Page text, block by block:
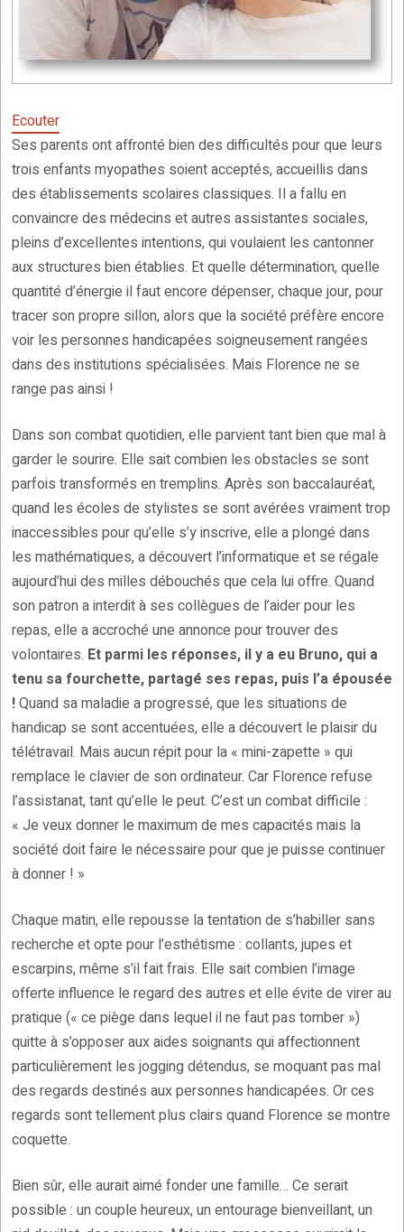
Ecouter
Ses parents ont affronté bien des difficultés pour que leurs
trois enfants myopathes soient acceptés, accueillis dans
des établissements scolaires classiques. Il a fallu en
convaincre des médecins et autres assistantes sociales,
pleins d’excellentes intentions, qui voulaient les cantonner
aux structures bien établies. Et quelle détermination, quelle
quantité d’énergie il faut encore dépenser, chaque jour, pour
tracer son propre sillon, alors que la société préfère encore
voir les personnes handicapées soigneusement rangées
dans des institutions spécialisées. Mais Florence ne se
range pas ainsi !
Dans son combat quotidien, elle parvient tant bien que mal à
garder le sourire. Elle sait combien les obstacles se sont
parfois transformés en tremplins. Après son baccalauréat,
quand les écoles de stylistes se sont avérées vraiment trop
inaccessibles pour qu’elle s’y inscrive, elle a plongé dans
les mathématiques, a découvert l’informatique et se régale
aujourd’hui des milles débouchés que cela lui offre. Quand
son patron a interdit à ses collègues de l’aider pour les
repas, elle a accroché une annonce pour trouver des
volontaires. Et parmi les réponses, il y a eu Bruno, qui a
tenu sa fourchette, partagé ses repas, puis l’a épousée
!Quand sa maladie a progressé, que les situations de
handicap se sont accentuées, elle a découvert le plaisir du
télétravail. Mais aucun répit pour la « mini-zapette » qui
remplace le clavier de son ordinateur. Car Florence refuse
l’assistanat, tant qu’elle le peut. C’est un combat difficile :
« Je veux donner le maximum de mes capacités mais la
société doit faire le nécessaire pour que je puisse continuer
à donner ! »
Chaque matin, elle repousse la tentation de s’habiller sans
recherche et opte pour l’esthétisme : collants, jupes et
escarpins, même s’il fait frais. Elle sait combien l’image
offerte influence le regard des autres et elle évite de virer au
pratique (« ce piège dans lequel il ne faut pas tomber »)
quitte à s’opposer aux aides soignants qui affectionnent
particulièrement les jogging détendus, se moquant pas mal
des regards destinés aux personnes handicapées. Or ces
regards sont tellement plus clairs quand Florence se montre
coquette.
Bien sûr, elle aurait aimé fonder une famille… Ce serait
possible : un couple heureux, un entourage bienveillant, un